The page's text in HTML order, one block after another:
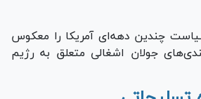
در سال ۲۰۱۹ سیاست چندین دهه‌ای آمریکا را معکوس
جولان اشغالی متعلق به رژیم